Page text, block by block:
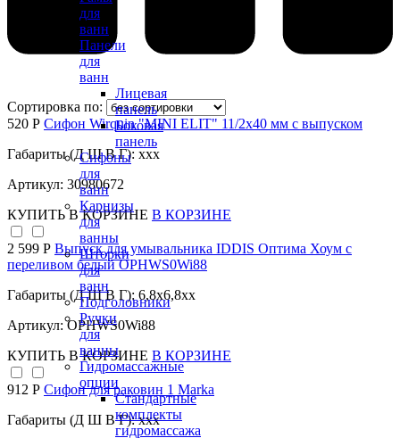
для
ванн
Панели
для
ванн
Лицевая
панель
Боковая
панель
Сифоны
для
ванн
Карнизы
для
ванны
Шторки
для
ванн
Подголовники
Ручки
для
ванны
Гидромассажные
опции
Стандартные
комплекты
гидромассажа
Сортировка по:
520 Р Сифон Wirquin "MINI ELIT" 11/2х40 мм с выпуском
Габариты (Д Ш В Г): xxx
Артикул: 30980672
КУПИТЬ В КОРЗИНЕ В КОРЗИНЕ
2 599 Р Выпуск для умывальника IDDIS Оптима Хоум с
переливом белый OPHWS0Wi88
Габариты (Д Ш В Г): 6,8x6,8xx
Артикул: OPHWS0Wi88
КУПИТЬ В КОРЗИНЕ В КОРЗИНЕ
912 Р Сифон для раковин 1 Marka
Габариты (Д Ш В Г): xxx